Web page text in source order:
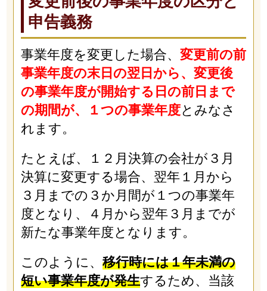
申告義務
事業年度を変更した場合、 変更前の前
事業年度の末日の翌日から、変更後
の事業年度が開始する日の前日まで
の期間が、１つの事業年度とみなさ
れます。
たとえば、１２月決算の会社が３月
決算に変更する場合、翌年１月から
３月までの３か月間が１つの事業年
度となり、４月から翌年３月までが
新たな事業年度となります。
このように、 移行時には１年未満の
短い事業年度が発生するため、当該